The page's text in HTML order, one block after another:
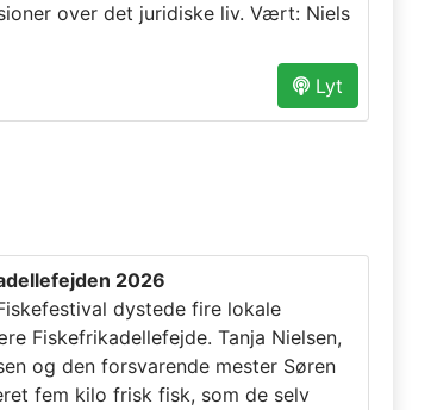
over det juridiske liv. Vært: Niels
Lyt
2026
dystede fire lokale
Fiskefrikadellefejde. Tanja Nielsen,
og den forsvarende mester Søren
fem kilo frisk fisk, som de selv